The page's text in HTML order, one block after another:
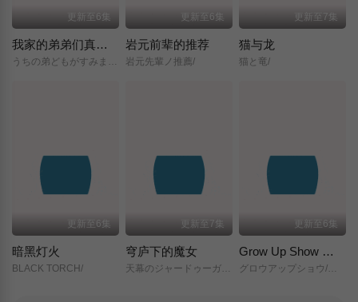
更新至6集
我家的弟弟们真是让您费心了
うちの弟どもがすみません/
更新至6集
岩元前辈的推荐
岩元先輩ノ推薦/
更新至7集
猫与龙
猫と竜/
更新至6集
暗黑灯火
BLACK TORCH/
更新至7集
穹庐下的魔女
天幕のジャードゥーガル/
更新至6集
Grow Up Show ～向日葵马戏团～
グロウアップショウ/～ひまわりのサーカス団～/